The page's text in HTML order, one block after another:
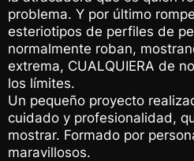
problema. Y por último
esteriotipos de perfiles de
normalmente roban,
extrema, CUALQUIERA de
los límites.
Un pequeño proyecto
cuidado y profesionalidad,
mostrar. Formado por
maravillosos.